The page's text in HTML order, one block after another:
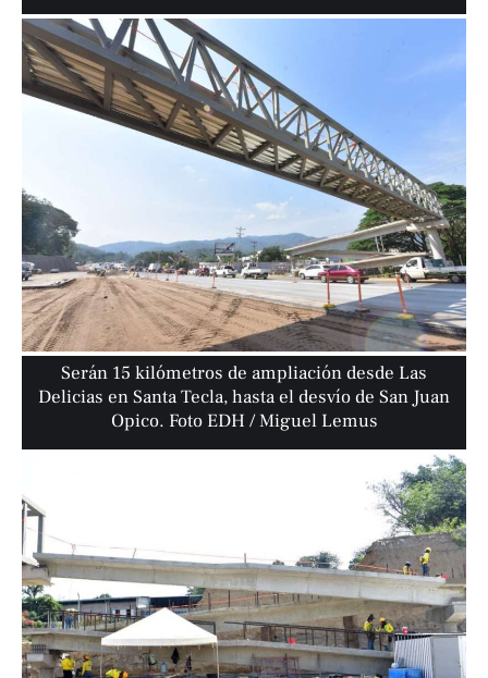
Serán 15 kilómetros de ampliación desde Las
Delicias en Santa Tecla, hasta el desvío de San Juan
Opico. Foto EDH / Miguel Lemus